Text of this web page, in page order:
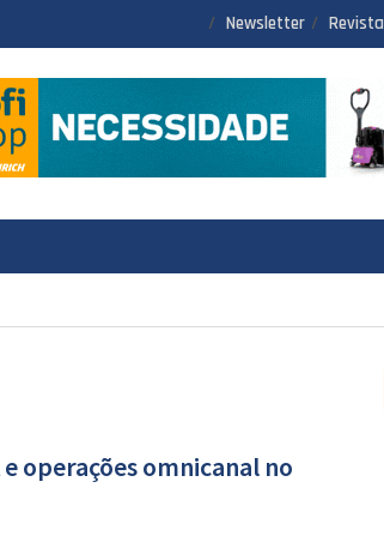
Newsletter Revista
operações omnicanal no